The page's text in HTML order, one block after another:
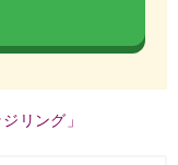
リング」